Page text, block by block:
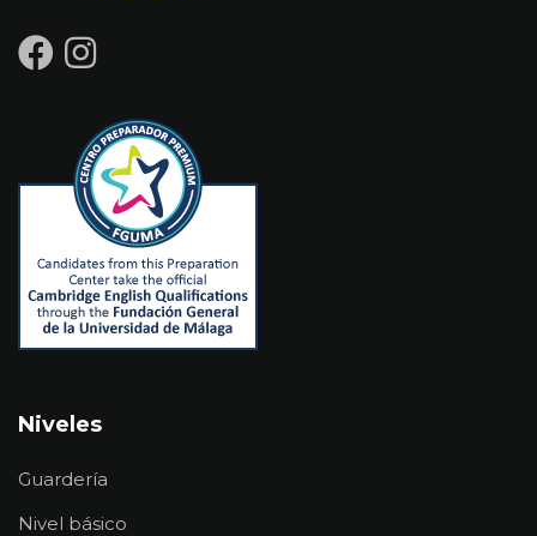
Niveles
Guardería
Nivel básico